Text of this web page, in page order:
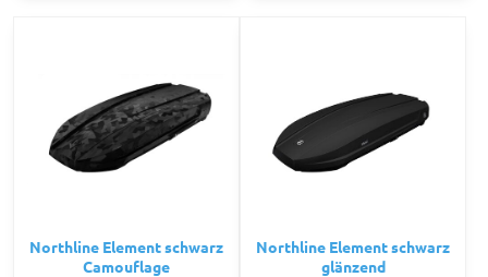
Northline Element schwarz
Camouflage
Northline Element schwarz
glänzend